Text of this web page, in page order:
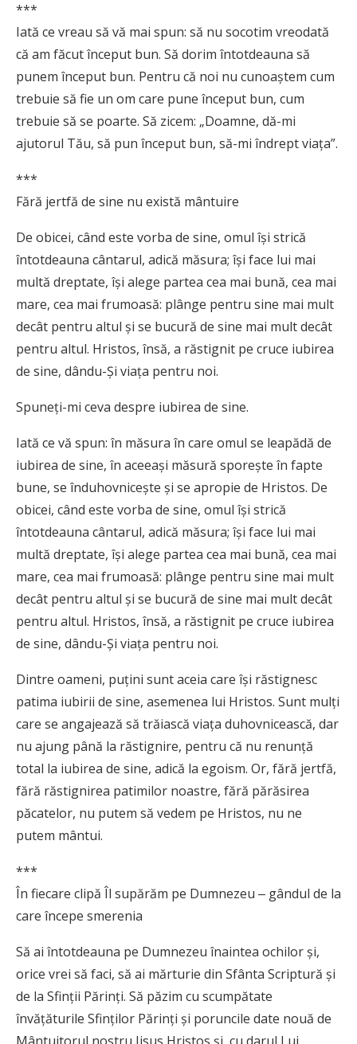
***
Iată ce vreau să vă mai spun: să nu socotim vreodată
că am făcut început bun. Să dorim întotdeauna să
punem început bun. Pentru că noi nu cunoaştem cum
trebuie să fie un om care pune început bun, cum
trebuie să se poarte. Să zicem: „Doamne, dă-mi
ajutorul Tău, să pun început bun, să-mi îndrept viaţa”.
***
Fără jertfă de sine nu există mântuire
De obicei, când este vorba de sine, omul îşi strică
întotdeauna cântarul, adică măsura; îşi face lui mai
multă dreptate, îşi alege partea cea mai bună, cea mai
mare, cea mai frumoasă: plânge pentru sine mai mult
decât pentru altul şi se bucură de sine mai mult decât
pentru altul. Hristos, însă, a răstignit pe cruce iubirea
de sine, dându-Şi viaţa pentru noi.
Spuneţi-mi ceva despre iubirea de sine.
Iată ce vă spun: în măsura în care omul se leapădă de
iubirea de sine, în aceeaşi măsură sporeşte în fapte
bune, se înduhovniceşte şi se apropie de Hristos. De
obicei, când este vorba de sine, omul îşi strică
întotdeauna cântarul, adică măsura; îşi face lui mai
multă dreptate, îşi alege partea cea mai bună, cea mai
mare, cea mai frumoasă: plânge pentru sine mai mult
decât pentru altul şi se bucură de sine mai mult decât
pentru altul. Hristos, însă, a răstignit pe cruce iubirea
de sine, dându-Şi viaţa pentru noi.
Dintre oameni, puţini sunt aceia care îşi răstignesc
patima iubirii de sine, asemenea lui Hristos. Sunt mulţi
care se angajează să trăiască viaţa duhovnicească, dar
nu ajung până la răstignire, pentru că nu renunţă
total la iubirea de sine, adică la egoism. Or, fără jertfă,
fără răstignirea patimilor noastre, fără părăsirea
păcatelor, nu putem să vedem pe Hristos, nu ne
putem mântui.
***
În fiecare clipă Îl supărăm pe Dumnezeu ‒ gândul de la
care începe smerenia
Să ai întotdeauna pe Dumnezeu înaintea ochilor şi,
orice vrei să faci, să ai mărturie din Sfânta Scriptură şi
de la Sfinţii Părinţi. Să păzim cu scumpătate
învăţăturile Sfinţilor Părinţi şi poruncile date nouă de